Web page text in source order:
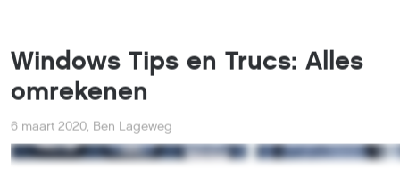
Windows Tips en Trucs: Alles
omrekenen
6 maart 2020 Ben Lageweg